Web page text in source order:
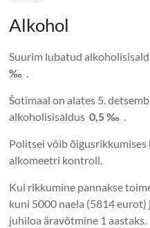
Alkohol
Suurim lubatud
‰ .
Šotimaal on alates 5.
alkoholisisaldus0,5 ‰ .
Politsei võib
alkomeetri kontroll.
Kui rikkumine pannakse
kuni 5000 naela (5814
juhiloa äravõtmine 1 aastaks.